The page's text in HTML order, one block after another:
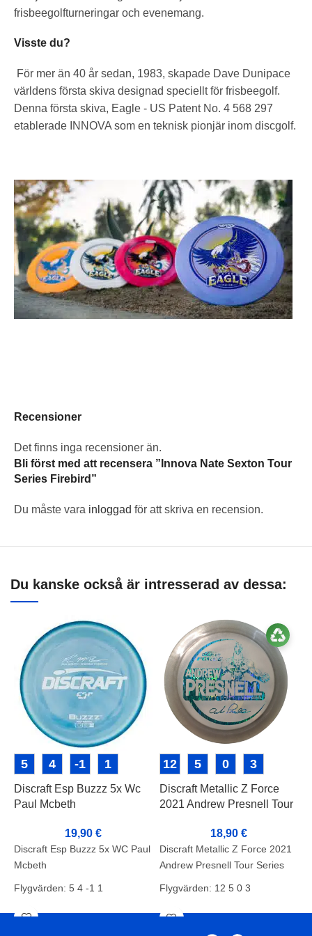
frisbeegolfturneringar och evenemang.
Visste du?
För mer än 40 år sedan, 1983, skapade Dave Dunipace
världens första skiva designad speciellt för frisbeegolf.
Denna första skiva, Eagle - US Patent No. 4 568 297
etablerade INNOVA som en teknisk pionjär inom discgolf.
Recensioner
Det finns inga recensioner än.
Bli först med att recensera ”Innova Nate Sexton Tour
Series Firebird”
Du måste vara inloggad för att skriva en recension.
Du kanske också är intresserad av dessa:
5 4 -1 1
Discraft Esp Buzzz 5x Wc
Paul Mcbeth
19,90 €
Discraft Esp Buzzz 5x WC Paul
Mcbeth
Flygvärden: 5 4 -1 1
Vikt: 177-180g
12 5 0 3
Discraft Metallic Z Force
2021 Andrew Presnell Tour
18,90 €
Discraft Metallic Z Force 2021
Andrew Presnell Tour Series
Flygvärden: 12 5 0 3
Skick: A-